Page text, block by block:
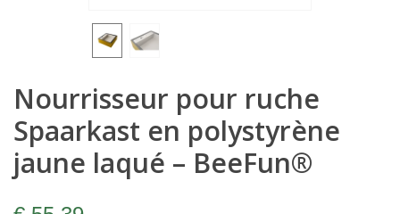
Nourrisseur pour ruche
Spaarkast en polystyrène
jaune laqué – BeeFun®